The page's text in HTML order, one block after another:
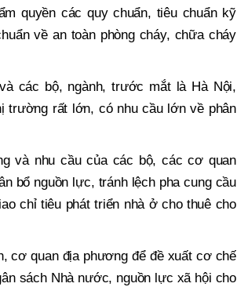
quyền các quy chuẩn, tiêu chuẩn kỹ
về an toàn phòng cháy, chữa cháy
các bộ, ngành, trước mắt là Hà Nội,
trường rất lớn, có nhu cầu lớn về phân
và nhu cầu của các bộ, các cơ quan
bổ nguồn lực, tránh lệch pha cung cầu
chỉ tiêu phát triển nhà ở cho thuê cho
cơ quan địa phương để đề xuất cơ chế
sách Nhà nước, nguồn lực xã hội cho